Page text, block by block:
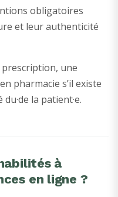
obligatoires
et leur authenticité
une
pharmacie s’il existe
la patient·e.
à
en ligne ?